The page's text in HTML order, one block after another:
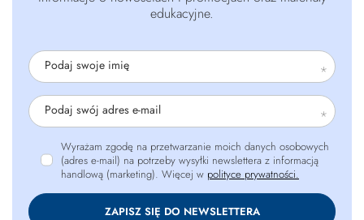
edukacyjne.
Podaj swoje imię
Podaj swój adres e-mail
Wyrażam zgodę na przetwarzanie moich danych osobowych
(adres e-mail) na potrzeby wysyłki newslettera z informacją
handlową (marketing). Więcej w polityce prywatności.
ZAPISZ SIĘ DO NEWSLETTERA